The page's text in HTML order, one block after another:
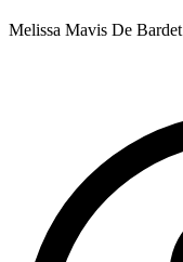
Melissa Mavis De